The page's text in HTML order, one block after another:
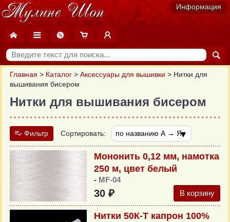
Информация
Главная > Каталог > Аксессуары для вышивки > Нитки для
вышивания бисером
Нитки для вышивания бисером
Фильтр Сортировать:
Мононить 0,12 мм, намотка
250 м, цвет белый
- MF-04
30 ₽ В корзину
Нитки 50К-Т капрон 100%